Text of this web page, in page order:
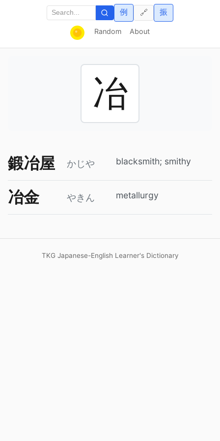
Random About
例 振
🔗
冶
鍛冶屋 かじや blacksmith; smithy
冶金 やきん metallurgy
TKG Japanese-English Learner's Dictionary